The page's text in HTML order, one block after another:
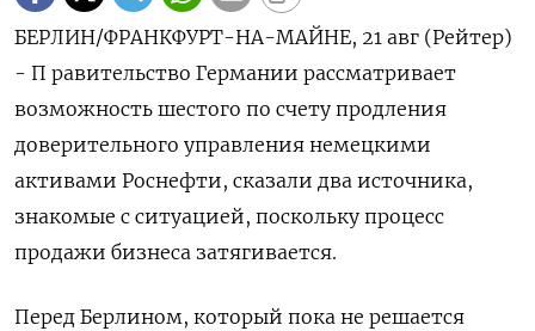
БЕРЛИН/ФРАНКФУРТ-НА-МАЙНЕ, 21 авг (Рейтер)
- П равительство Германии рассматривает
возможность шестого по счету продления
доверительного управления немецкими
активами Роснефти, сказали два источника,
знакомые с ситуацией, поскольку процесс
продажи бизнеса затягивается.
Перед Берлином, который пока не решается